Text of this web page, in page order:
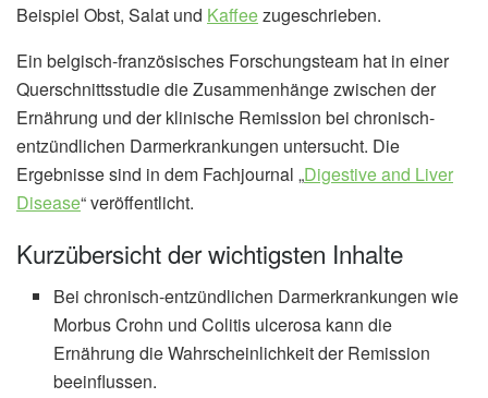
Beispiel Obst, Salat und Kaffeezugeschrieben.
Ein belgisch-französisches Forschungsteam hat in einer
Querschnittsstudie die Zusammenhänge zwischen der
Ernährung und der klinische Remission bei chronisch-
entzündlichen Darmerkrankungen untersucht. Die
Ergebnisse sind in dem Fachjournal „Digestive and Liver
Disease“ veröffentlicht.
Kurzübersicht der wichtigsten Inhalte
Bei chronisch-entzündlichen Darmerkrankungen wie
Morbus Crohn und Colitis ulcerosa kann die
Ernährung die Wahrscheinlichkeit der Remission
beeinflussen.